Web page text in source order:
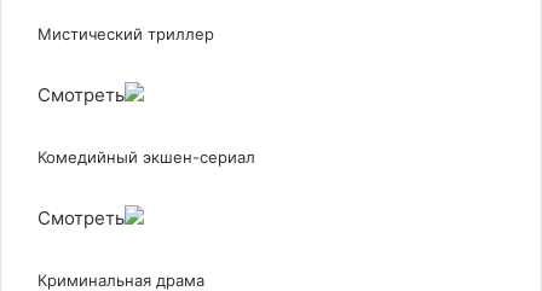
Мистический триллер
Смотреть
Комедийный экшен-сериал
Смотреть
Криминальная драма